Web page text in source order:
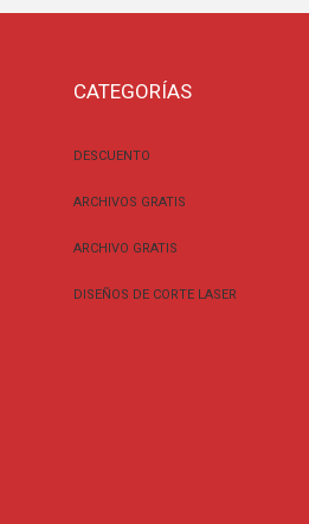
CATEGORÍAS
DESCUENTO
ARCHIVOS GRATIS
ARCHIVO GRATIS
DISEÑOS DE CORTE LASER